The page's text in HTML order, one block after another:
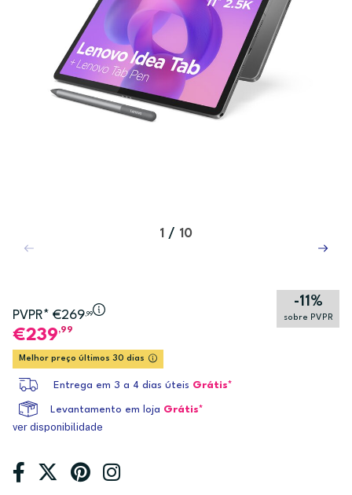
1 / 10
PVPR* €269,99
-11%
sobre PVPR
239,99
Melhor preço últimos 30 dias
Entrega em 3 a 4 dias úteis Grátis*
Levantamento em loja Grátis*
ver disponibilidade